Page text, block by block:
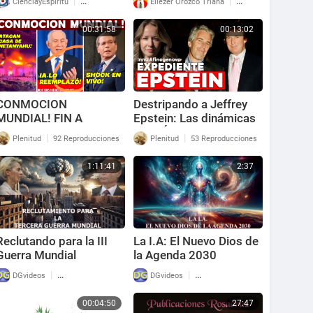
00:31:58
FIN A
IA LO
LÍDERES
A LAS CALLES
Plenitud | 92 Reproducciones
00:13:02
Destripando a Jeffrey
Epstein: Las dinámicas
de la Élite Mundial
Plenitud | 53 Reproducciones
1:11:41
para la III
Mundial
DGvideos | 121 Reproducciones
2:37
La I.A: El Nuevo Dios de
la Agenda 2030
DGvideos | 134 Reproducciones
00:04:50 27:47